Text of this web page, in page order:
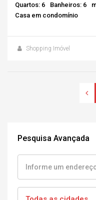
Quartos: 6 Banheiros: 6
Casa em condomínio
Shopping Imóvel
Pesquisa Avançada